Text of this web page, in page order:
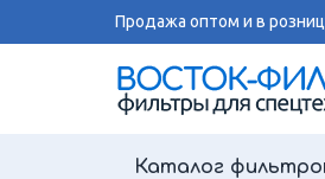
Продажа оптом и в
Каталог